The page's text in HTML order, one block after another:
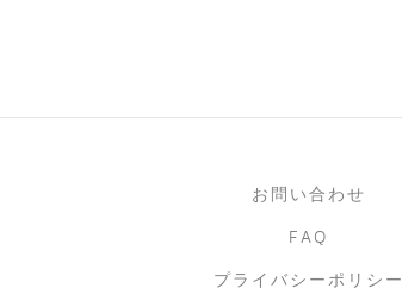
お問い合わせ
FAQ
プライバシーポリシー